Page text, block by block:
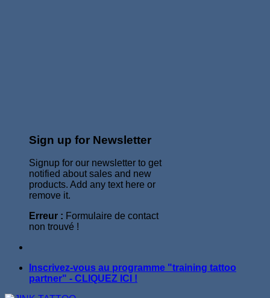
Sign up for Newsletter
Signup for our newsletter to get
notified about sales and new
products. Add any text here or
remove it.
Erreur : Formulaire de contact
non trouvé !
Inscrivez-vous au programme "training tattoo
partner" - CLIQUEZ ICI !